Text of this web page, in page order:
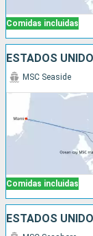
Comidas incluidas
ESTADOS
Comidas incluidas
MSC Seaside
ESTADOS